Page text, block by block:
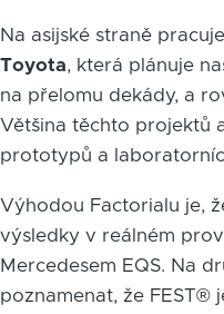
Na asijské straně
Toyota, která plánuje
na přelomu dekády, a
Většina těchto projektů
prototypů a
Výhodou Factorialu je,
výsledky v reálném
Mercedesem EQS. Na
poznamenat, že FEST®